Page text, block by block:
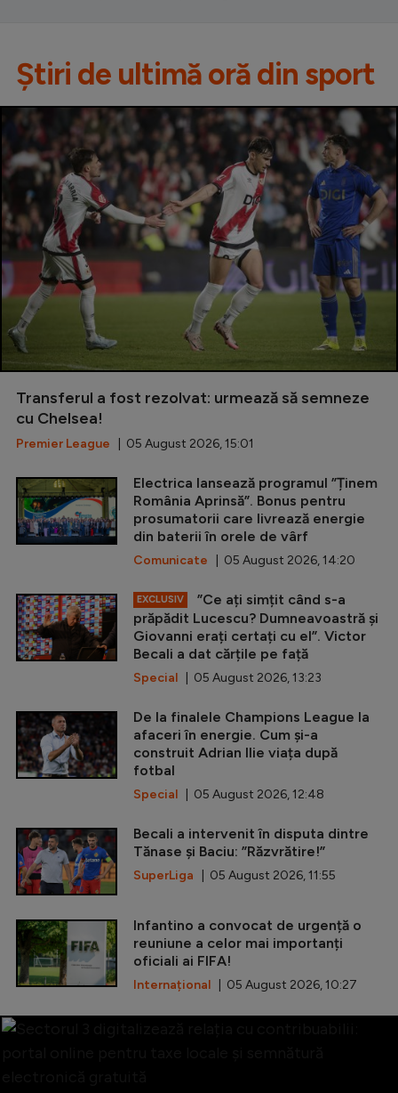
Știri de ultimă oră din sport
Transferul a fost rezolvat: urmează să semneze
cu Chelsea!
Premier League | 05 August 2026, 15:01
Electrica lansează programul ”Ținem
România Aprinsă”. Bonus pentru
prosumatorii care livrează energie
din baterii în orele de vârf
Comunicate | 05 August 2026, 14:20
EXCLUSIV
”Ce ați simțit când s-a
prăpădit Lucescu? Dumneavoastră și
Giovanni erați certați cu el”. Victor
Becali a dat cărțile pe față
Special | 05 August 2026, 13:23
De la finalele Champions League la
afaceri în energie. Cum și-a
construit Adrian Ilie viața după
fotbal
Special | 05 August 2026, 12:48
Becali a intervenit în disputa dintre
Tănase și Baciu: ”Răzvrătire!”
SuperLiga | 05 August 2026, 11:55
Infantino a convocat de urgență o
reuniune a celor mai importanți
oficiali ai FIFA!
Internațional | 05 August 2026, 10:27